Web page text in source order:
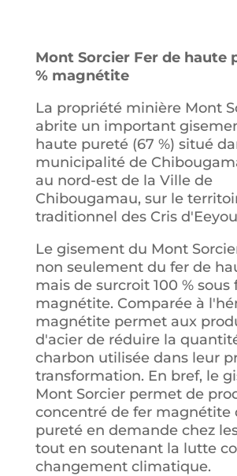
Mont Sorcier Fer de haute
% magnétite
La propriété minière Mont
abrite un important
haute pureté (67 %) situé
municipalité de
au nord-est de la Ville de
Chibougamau, sur le
traditionnel des Cris
Le gisement du Mont
non seulement du fer de
mais de surcroit 100 % sous
magnétite. Comparée à
magnétite permet aux
d'acier de réduire la
charbon utilisée dans leur
transformation. En bref, le
Mont Sorcier permet de
concentré de fer magnétite
pureté en demande chez
tout en soutenant la lutte
changement climatique.